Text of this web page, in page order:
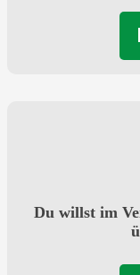
Du willst im